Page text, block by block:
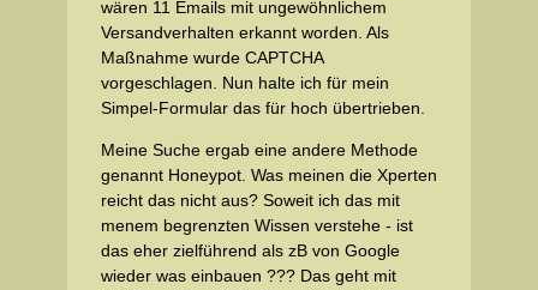
wären 11 Emails mit ungewöhnlichem
Versandverhalten erkannt worden. Als
Maßnahme wurde CAPTCHA
vorgeschlagen. Nun halte ich für mein
Simpel-Formular das für hoch übertrieben.
Meine Suche ergab eine andere Methode
genannt Honeypot. Was meinen die Xperten
reicht das nicht aus? Soweit ich das mit
menem begrenzten Wissen verstehe - ist
das eher zielführend als zB von Google
wieder was einbauen ??? Das geht mit